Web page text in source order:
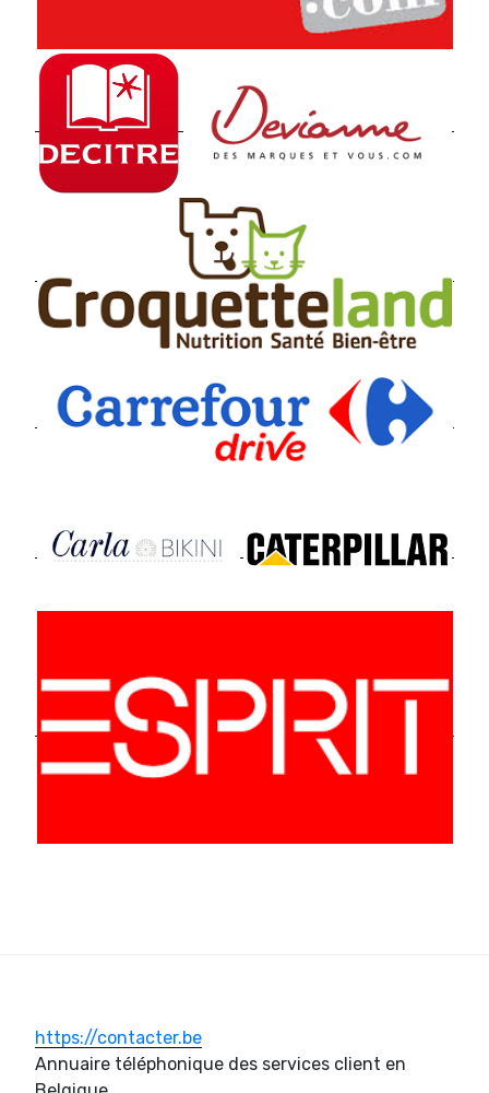
https://contacter.be
Annuaire téléphonique des services client en